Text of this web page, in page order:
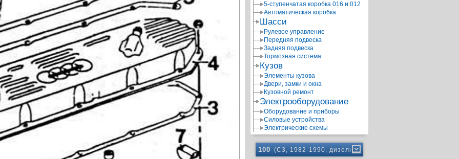
5-ступенчатая коробка 016 и 012
Автоматическая коробка
Шасси
Рулевое управление
Передняя подвеска
Задняя подвеска
Тормозная система
Кузов
Элементы кузова
Двери, замки и окна
Кузовной ремонт
Электрооборудование
Оборудование и приборы
Силовые устройства
Электрические схемы
100 (C3, 1982-1990, дизель)